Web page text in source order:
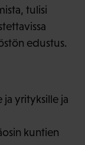
tulisi
edustus.
ja yrityksille ja
kuntien